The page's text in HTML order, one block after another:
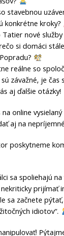
stavebnou
konkrétne kroky?
nové služby
si domáci
reálne so
závažné, je čas
aj ďalšie otázky!
na online
aj na
poskytneme
sa spoliehajú
prijímať
sa začnete
idiotov“.